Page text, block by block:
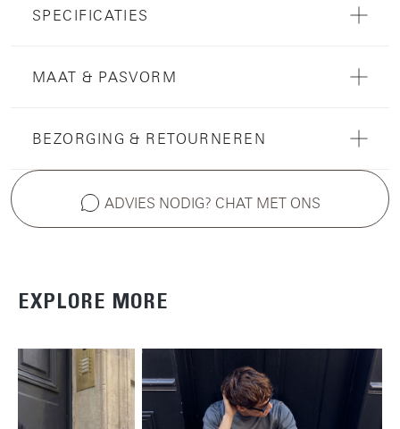
SPECIFICATIES
MAAT & PASVORM
BEZORGING & RETOURNEREN
ADVIES NODIG? CHAT MET ONS
EXPLORE MORE